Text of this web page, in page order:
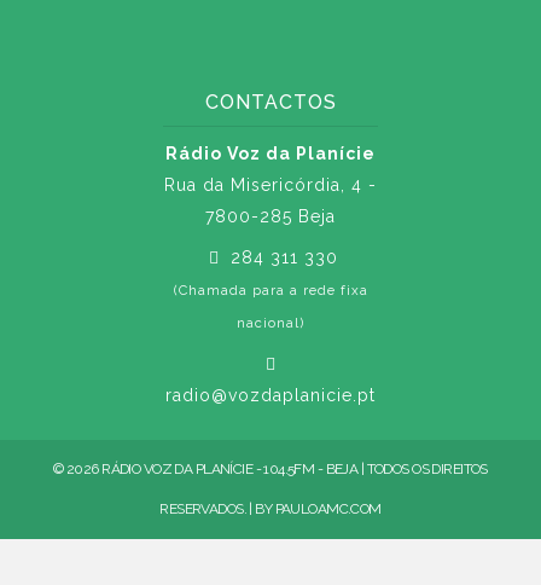
CONTACTOS
Rádio Voz da Planície
Rua da Misericórdia, 4 -
7800-285 Beja
284 311 330
(Chamada para a rede fixa
nacional)
radio@vozdaplanicie.pt
© 2026 RÁDIO VOZ DA PLANÍCIE - 104.5FM - BEJA | TODOS OS DIREITOS
RESERVADOS. | BY PAULOAMC.COM